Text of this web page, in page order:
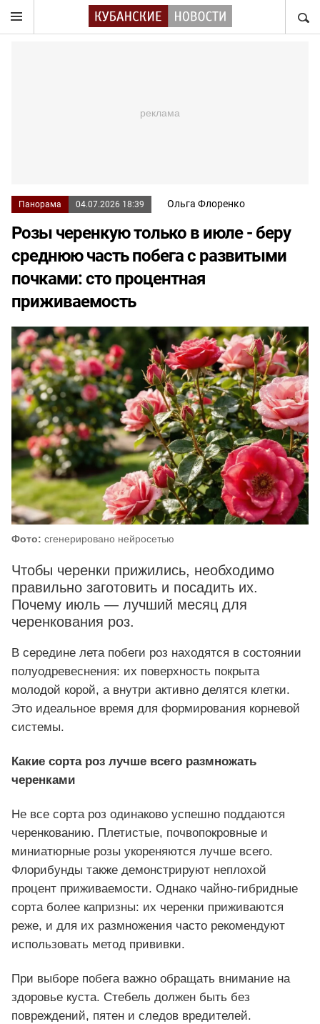
Панорама 04.07.2026 18:39 Ольга Флоренко
Розы черенкую только в июле - беру
среднюю часть побега с развитыми
почками: сто процентная
приживаемость
Фото: сгенерировано нейросетью
Чтобы черенки прижились, необходимо
правильно заготовить и посадить их.
Почему июль — лучший месяц для
черенкования роз.
В середине лета побеги роз находятся в состоянии
полуодревеснения: их поверхность покрыта
молодой корой, а внутри активно делятся клетки.
Это идеальное время для формирования корневой
системы.
Какие сорта роз лучше всего размножать
черенками
Не все сорта роз одинаково успешно поддаются
черенкованию. Плетистые, почвопокровные и
миниатюрные розы укореняются лучше всего.
Флорибунды также демонстрируют неплохой
процент приживаемости. Однако чайно-гибридные
сорта более капризны: их черенки приживаются
реже, и для их размножения часто рекомендуют
использовать метод прививки.
При выборе побега важно обращать внимание на
здоровье куста. Стебель должен быть без
повреждений, пятен и следов вредителей.